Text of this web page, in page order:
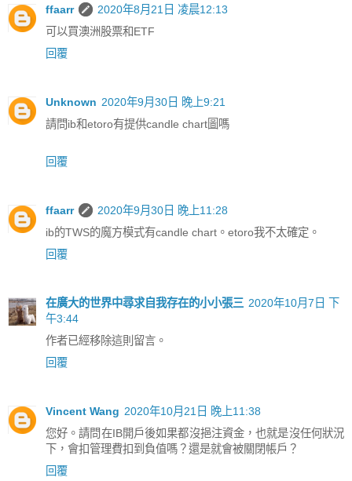
ffaarr
2020年8月21日 凌晨12:13
可以買澳洲股票和ETF
回覆
Unknown 2020年9月30日 晚上9:21
請問ib和etoro有提供candle chart圖嗎
回覆
ffaarr
2020年9月30日 晚上11:28
ib的TWS的魔方模式有candle chart。etoro我不太確定。
回覆
在廣大的世界中尋求自我存在的小小張三 2020年10月7日 下
午3:44
作者已經移除這則留言。
回覆
Vincent Wang 2020年10月21日 晚上11:38
您好。請問在IB開戶後如果都沒挹注資金，也就是沒任何狀況
下，會扣管理費扣到負值嗎？還是就會被關閉帳戶？
回覆